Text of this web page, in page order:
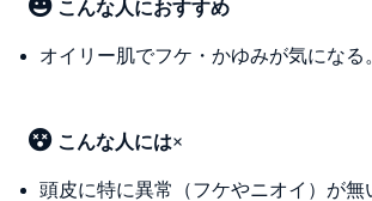
こんな人におすすめ
オイリー肌でフケ・かゆみが気になる
こんな人には×
頭皮に特に異常（フケやニオイ）が無